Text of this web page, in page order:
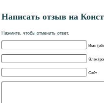
Написать отзыв на
Нажмите, чтобы отменить ответ.
Имя
Сайт